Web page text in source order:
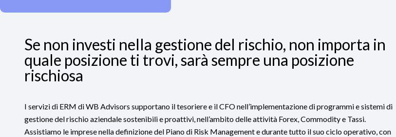
Se non investi nella gestione del rischio, non importa in
quale posizione ti trovi, sarà sempre una posizione
rischiosa
I servizi di ERM di WB Advisors supportano il tesoriere e il CFO nell’implementazione di programmi e sistemi di
gestione del rischio aziendale sostenibili e proattivi, nell’ambito delle attività Forex, Commodity e Tassi.
Assistiamo le imprese nella definizione del Piano di Risk Management e durante tutto il suo ciclo operativo, con